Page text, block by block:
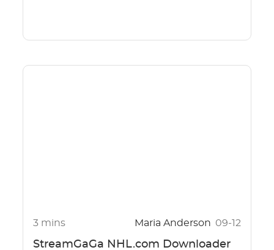
3 mins Maria Anderson 09-12
StreamGaGa NHL.com Downloader